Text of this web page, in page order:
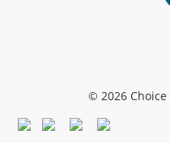
© 2026 Choice